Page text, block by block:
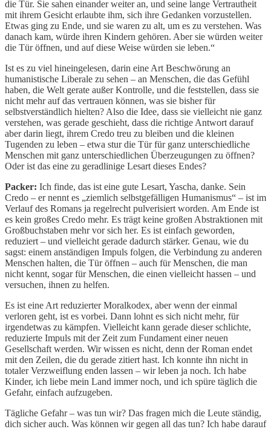
die Tür. Sie sahen einander weiter an, und seine lange Vertrautheit
mit ihrem Gesicht erlaubte ihm, sich ihre Gedanken vorzustellen.
Etwas ging zu Ende, und sie waren zu alt, um es zu verstehen. Was
danach kam, würde ihren Kindern gehören. Aber sie würden weiter
die Tür öffnen, und auf diese Weise würden sie leben.“
Ist es zu viel hineingelesen, darin eine Art Beschwörung an
humanistische Liberale zu sehen – an Menschen, die das Gefühl
haben, die Welt gerate außer Kontrolle, und die feststellen, dass sie
nicht mehr auf das vertrauen können, was sie bisher für
selbstverständlich hielten? Also die Idee, dass sie vielleicht nie ganz
verstehen, was gerade geschieht, dass die richtige Antwort darauf
aber darin liegt, ihrem Credo treu zu bleiben und die kleinen
Tugenden zu leben – etwa stur die Tür für ganz unterschiedliche
Menschen mit ganz unterschiedlichen Überzeugungen zu öffnen?
Oder ist das eine zu geradlinige Lesart dieses Endes?
Packer: Ich finde, das ist eine gute Lesart, Yascha, danke. Sein
Credo – er nennt es „ziemlich selbstgefälligen Humanismus“ – ist im
Verlauf des Romans ja regelrecht pulverisiert worden. Am Ende ist
es kein großes Credo mehr. Es trägt keine großen Abstraktionen mit
Großbuchstaben mehr vor sich her. Es ist einfach geworden,
reduziert – und vielleicht gerade dadurch stärker. Genau, wie du
sagst: einem anständigen Impuls folgen, die Verbindung zu anderen
Menschen halten, die Tür öffnen – auch für Menschen, die man
nicht kennt, sogar für Menschen, die einen vielleicht hassen – und
versuchen, ihnen zu helfen.
Es ist eine Art reduzierter Moralkodex, aber wenn der einmal
verloren geht, ist es vorbei. Dann lohnt es sich nicht mehr, für
irgendetwas zu kämpfen. Vielleicht kann gerade dieser schlichte,
reduzierte Impuls mit der Zeit zum Fundament einer neuen
Gesellschaft werden. Wir wissen es nicht, denn der Roman endet
mit den Zeilen, die du gerade zitiert hast. Ich konnte ihn nicht in
totaler Verzweiflung enden lassen – wir leben ja noch. Ich habe
Kinder, ich liebe mein Land immer noch, und ich spüre täglich die
Gefahr, einfach aufzugeben.
Tägliche Gefahr – was tun wir? Das fragen mich die Leute ständig,
dich sicher auch. Was können wir gegen all das tun? Ich habe darauf